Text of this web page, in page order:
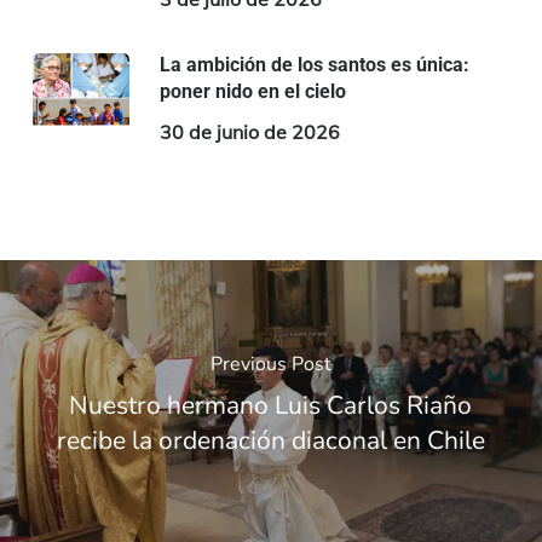
La ambición de los santos es única:
poner nido en el cielo
30 de junio de 2026
Previous Post
Nuestro hermano Luis Carlos Riaño
recibe la ordenación diaconal en Chile